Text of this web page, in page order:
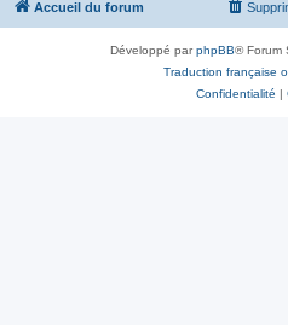
Accueil du forum
Développé parphpBB® Forum
Traduction française
Confidentialité |